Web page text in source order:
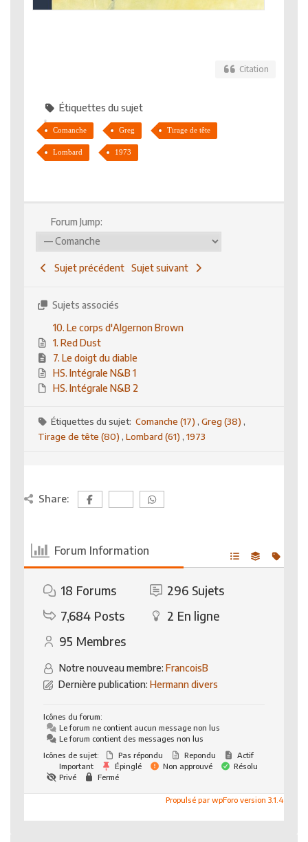
Citation
Étiquettes du sujet
Comanche Greg Tirage de tête
Lombard 1973
Forum Jump:
Sujet précédent Sujet suivant
Sujets associés
10. Le corps d'Algernon Brown
1. Red Dust
7. Le doigt du diable
HS. Intégrale N&B 1
HS. Intégrale N&B 2
Étiquettes du sujet:Comanche (17) , Greg (38) ,
Tirage de tête (80) , Lombard (61) , 1973
Share:
Forum Information
18 Forums 296 Sujets
7,684 Posts 2 En ligne
95 Membres
Notre nouveau membre: FrancoisB
Dernière publication: Hermann divers
Icônes du forum:
Le forum ne contient aucun message non lus
Le forum contient des messages non lus
Icônes de sujet:
Pas répondu Repondu
Actif
Important
Épinglé Non approuvé
Résolu
Privé
Fermé
Propulsé par wpForo version 3.1.4